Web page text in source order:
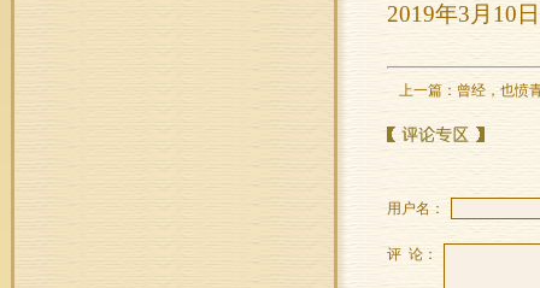
2019年3月10
上一篇： 曾经，也愤
用户名：
评 论：